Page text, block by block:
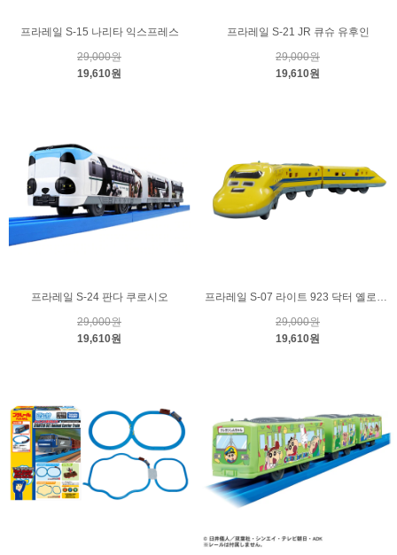
프라레일 S-15 나리타 익스프레스
29,000원
19,610원
프라레일 S-21 JR 큐슈 유후인
29,000원
19,610원
프라레일 S-24 판다 쿠로시오
29,000원
19,610원
프라레일 S-07 라이트 923 닥터 옐로우 T4
29,000원
19,610원